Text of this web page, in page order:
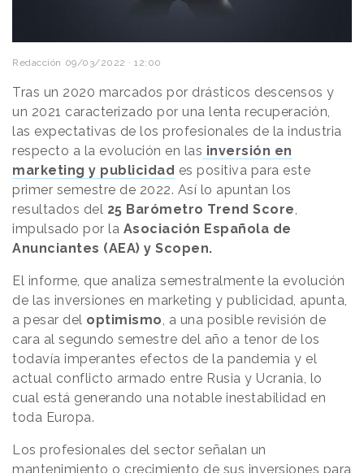
Redacción 09/03/2022 · 12:00
Tras un 2020 marcados por drásticos descensos y
un 2021 caracterizado por una lenta recuperación,
las expectativas de los profesionales de la industria
respecto a la evolución en las inversión en
marketing y publicidad es positiva para este
primer semestre de 2022. Así lo apuntan los
resultados del 25 Barómetro Trend Score
impulsado por la Asociación Española de
Anunciantes (AEA) y Scopen.
El informe, que analiza semestralmente la evolución
de las inversiones en marketing y publicidad, apunta,
a pesar del optimismo , a una posible revisión de
cara al segundo semestre del año a tenor de los
todavía imperantes efectos de la pandemia y el
actual conflicto armado entre Rusia y Ucrania, lo
cual está generando una notable inestabilidad en
toda Europa.
Los profesionales del sector señalan un
mantenimiento o crecimiento de sus inversiones para